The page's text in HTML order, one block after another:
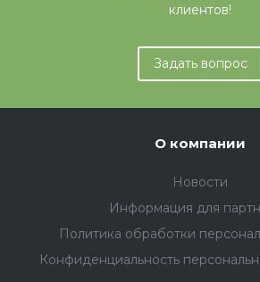
клиентов!
Задать вопрос
О компании
Новости
Информация для
Политика обработки
Конфиденциальность